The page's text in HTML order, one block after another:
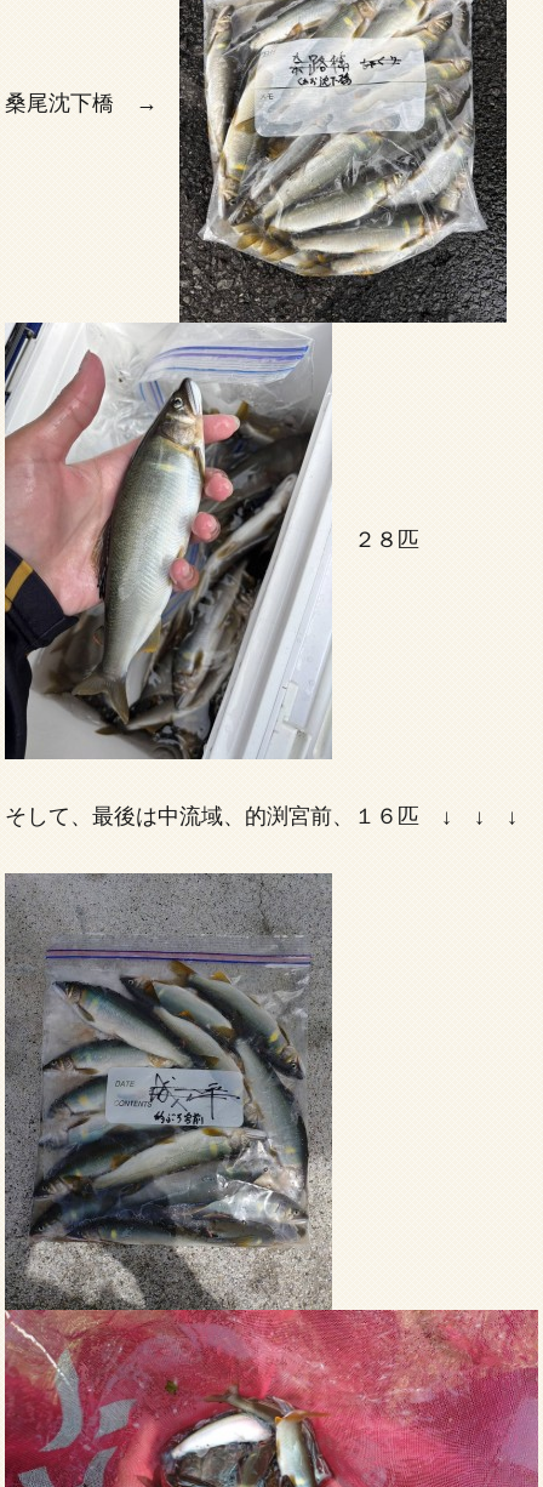
桑尾沈下橋 →
２８匹
そして、最後は中流域、的渕宮前、１６匹 ↓ ↓ ↓